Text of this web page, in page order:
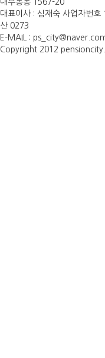
대표이사 : 심재숙 사업자번
산 0273
E-MAIL :
Copyright 2012